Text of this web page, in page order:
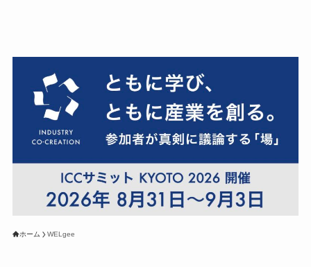
ホーム WELgee